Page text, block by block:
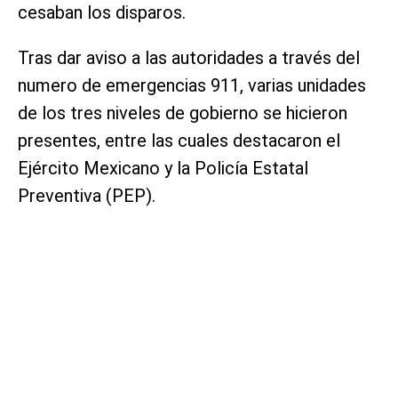
cesaban los disparos.
Tras dar aviso a las autoridades a través del
numero de emergencias 911, varias unidades
de los tres niveles de gobierno se hicieron
presentes, entre las cuales destacaron el
Ejército Mexicano y la Policía Estatal
Preventiva (PEP).